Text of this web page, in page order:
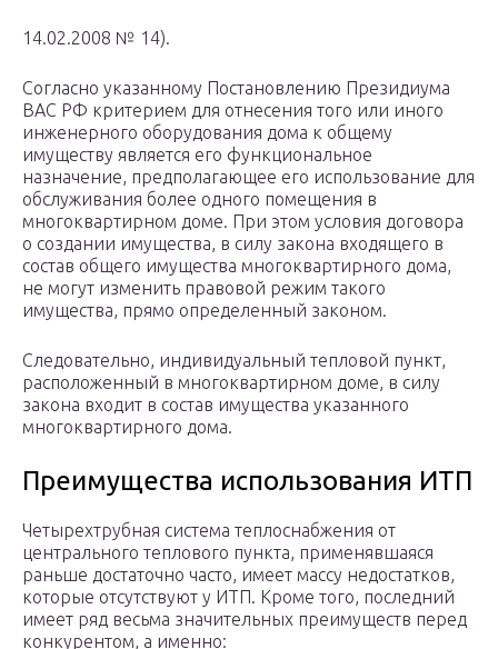
14.02.2008 № 14).
Согласно указанному Постановлению Президиума
ВАС РФ критерием для отнесения того или иного
инженерного оборудования дома к общему
имуществу является его функциональное
назначение, предполагающее его использование для
обслуживания более одного помещения в
многоквартирном доме. При этом условия договора
о создании имущества, в силу закона входящего в
состав общего имущества многоквартирного дома,
не могут изменить правовой режим такого
имущества, прямо определенный законом.
Следовательно, индивидуальный тепловой пункт,
расположенный в многоквартирном доме, в силу
закона входит в состав имущества указанного
многоквартирного дома.
Преимущества использования ИТП
Четырехтрубная система теплоснабжения от
центрального теплового пункта, применявшаяся
раньше достаточно часто, имеет массу недостатков,
которые отсутствуют у ИТП. Кроме того, последний
имеет ряд весьма значительных преимуществ перед
конкурентом, а именно: